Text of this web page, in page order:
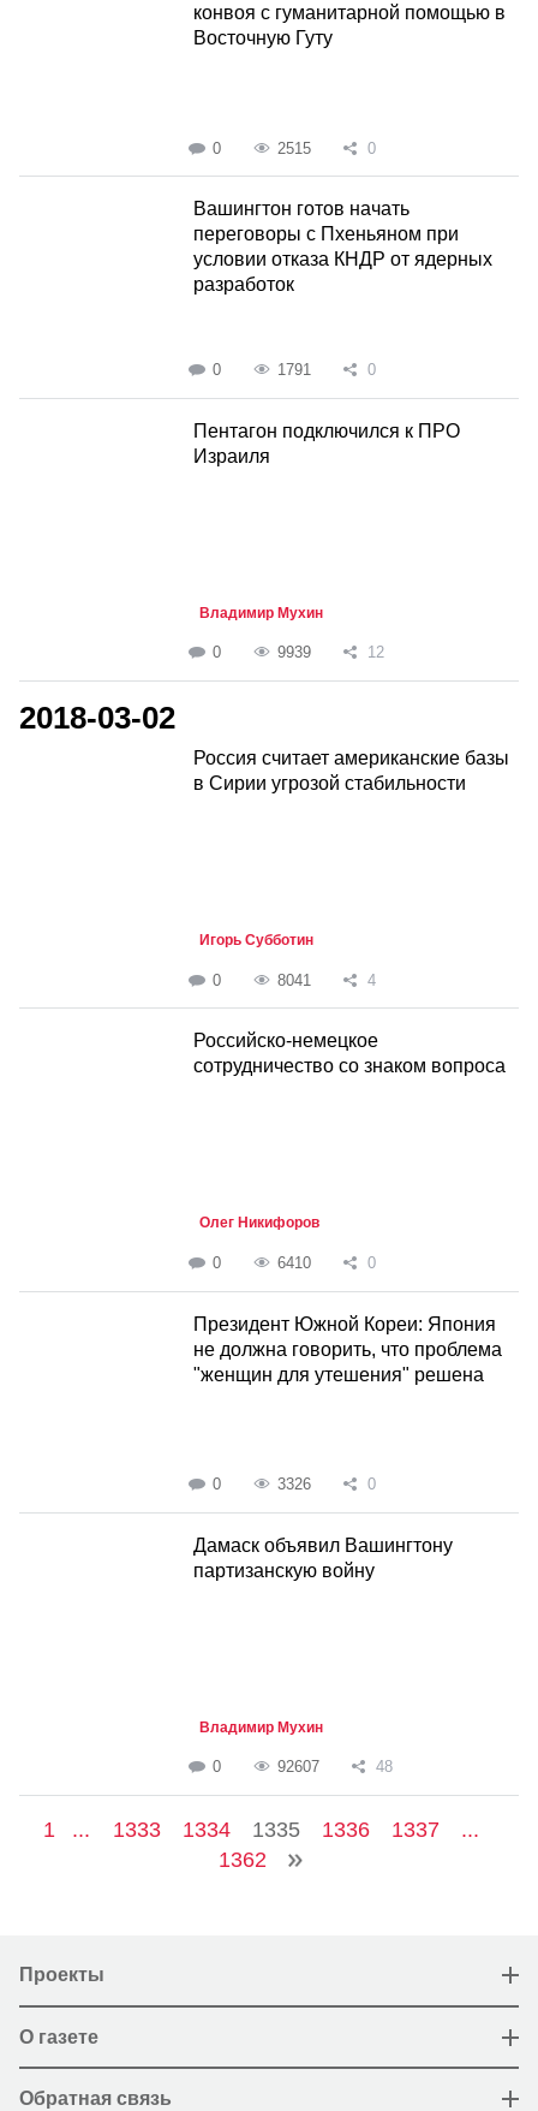
конвоя с гуманитарной помощью в
Восточную Гуту
0 2515 0
Вашингтон готов начать
переговоры с Пхеньяном при
условии отказа КНДР от ядерных
разработок
0 1791 0
Пентагон подключился к ПРО
Израиля
Владимир Мухин
0 9939 12
2018-03-02
Россия считает американские базы
в Сирии угрозой стабильности
Игорь Субботин
0 8041 4
Российско-немецкое
сотрудничество со знаком вопроса
Олег Никифоров
0 6410 0
Президент Южной Кореи: Япония
не должна говорить, что проблема
"женщин для утешения" решена
0 3326 0
Дамаск объявил Вашингтону
партизанскую войну
Владимир Мухин
0 92607 48
1 ... 1333 1334 1335 1336 1337
...
1362
Проекты
О газете
Обратная связь